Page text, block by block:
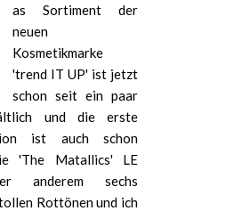
as Sortiment der
neuen
Kosmetikmarke
'trend IT UP' ist jetzt
schon seit ein paar
und die erste
ist auch schon
'The Matallics' LE
anderem sechs
Rottönen und ich